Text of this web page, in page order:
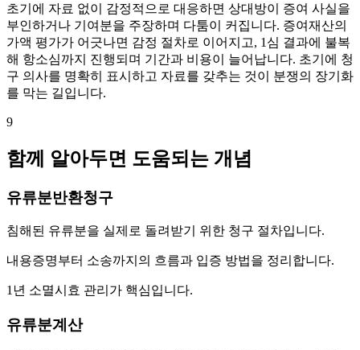
초기에 자료 없이 감정적으로 대응하면 상대방이 증여 사실을
부인하거나 기여분을 주장하며 다툼이 커집니다. 증여재산의
가액 평가가 어긋나면 감정 절차로 이어지고, 1심 결과에 불복
해 항소심까지 진행되며 기간과 비용이 늘어납니다. 초기에 청
구 의사를 명확히 표시하고 자료를 갖추는 것이 분쟁의 장기화
를 막는 길입니다.
9
함께 알아두면 도움되는 개념
유류분반환청구
침해된 유류분을 실제로 돌려받기 위한 청구 절차입니다.
내용증명부터 소송까지의 흐름과 입증 방법을 정리합니다.
1년 소멸시효 관리가 핵심입니다.
유류분계산